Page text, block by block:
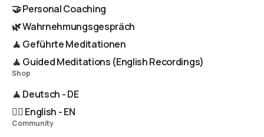
🤝 Personal Coaching
🌿 Wahrnehmungsgespräch
🧘 Geführte Meditationen
🧘 Guided Meditations (English Recordings)
Shop
🧘 Deutsch - DE
🧘‍♂️ English - EN
Community